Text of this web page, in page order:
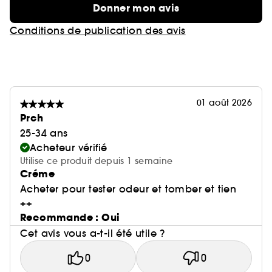
Donner mon avis
Conditions de publication des avis
01 août 2026
Prch
25-34 ans
Acheteur vérifié
Utilise ce produit depuis 1 semaine
Créme
Acheter pour tester odeur et tomber et tien
++
Recommande : Oui
Cet avis vous a-t-il été utile ?
0 0